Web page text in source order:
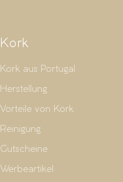
Kork
Kork aus Portugal
Herstellung
Vorteile von Kork
Reinigung
Gutscheine
Werbeartikel